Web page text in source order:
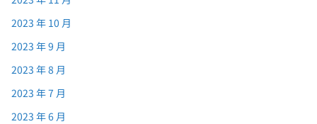
2023 年 10 月
2023 年 9 月
2023 年 8 月
2023 年 7 月
2023 年 6 月